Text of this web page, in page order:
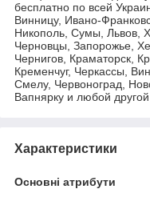
бесплатно по всей
Винницу, Ивано-
Никополь, Сумы, Львов,
Черновцы, Запорожье,
Чернигов, Краматорск,
Кременчуг, Черкассы,
Смелу, Червоноград,
Вапнярку и любой
Характеристики
Основні атрибути